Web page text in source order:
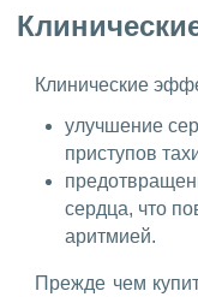
Клинические
улучшение
приступов
сердца, что
аритмией.
Прежде чем